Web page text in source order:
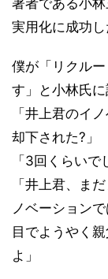
著者である小
実用化に成功し
僕が「リクル
す」と小林氏に
「井上君のイ
却下された?」
「3回くらいで
「井上君、ま
ノベーション
目でようやく
よ」